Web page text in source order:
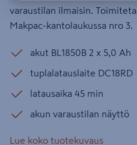
varaustilan ilmaisin.
Makpac-kantolaukussa nro 3.
akut BL1850B 2 x 5,0 Ah
tuplalatauslaite DC18RD
latausaika 45 min
akun varaustilan näyttö
Lue koko tuotekuvaus